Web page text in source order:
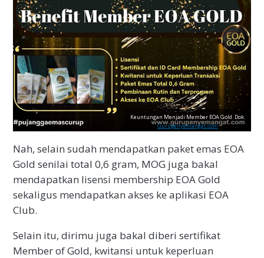
Keuntungan Menjadi Member EOA Gold. Dok.
Gurupenyemangat.com
Nah, selain sudah mendapatkan paket emas EOA
Gold senilai total 0,6 gram, MOG juga bakal
mendapatkan lisensi membership EOA Gold
sekaligus mendapatkan akses ke aplikasi EOA
Club.
Selain itu, dirimu juga bakal diberi sertifikat
Member of Gold, kwitansi untuk keperluan